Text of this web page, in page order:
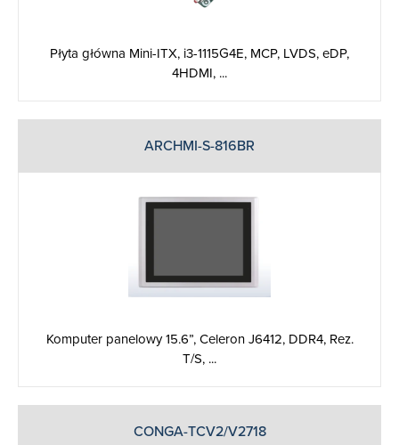
Płyta główna Mini-ITX, i3-1115G4E, MCP, LVDS, eDP,
4HDMI, ...
ARCHMI-S-816BR
Komputer panelowy 15.6”, Celeron J6412, DDR4, Rez.
T/S, ...
CONGA-TCV2/V2718